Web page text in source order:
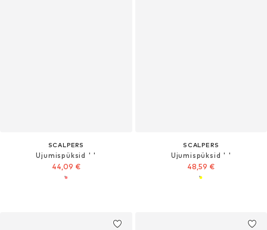
SCALPERS
Ujumispüksid ' '
44,09 €
SCALPERS
Ujumispüksid ' '
48,59 €